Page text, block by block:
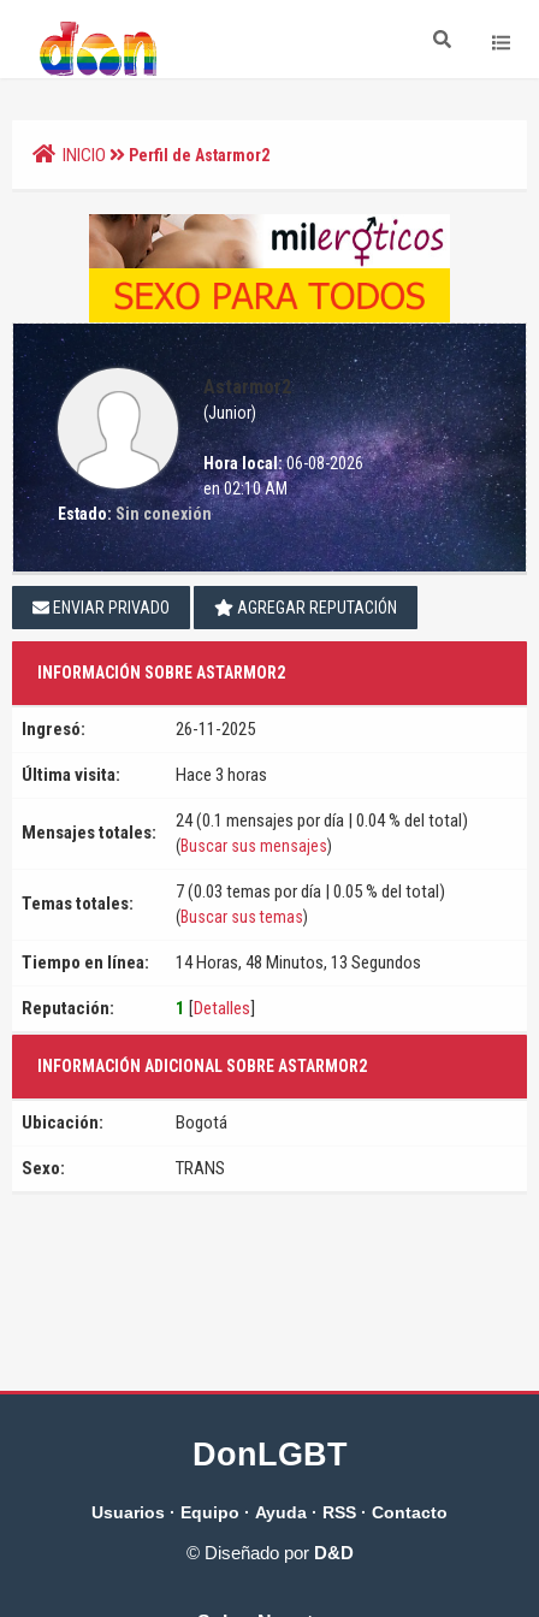
INICIO Perfil de Astarmor2
Astarmor2
(Junior)
Hora local:06-08-2026
en 02:10 AM
Estado: Sin conexión
ENVIAR PRIVADO AGREGAR REPUTACIÓN
INFORMACIÓN SOBRE ASTARMOR2
Ingresó: 26-11-2025
Última visita: Hace 3 horas
Mensajes totales:
24 (0.1 mensajes por día | 0.04 % del total)
(Buscar sus mensajes)
Temas totales:
7 (0.03 temas por día | 0.05 % del total)
(Buscar sus temas)
Tiempo en línea: 14 Horas, 48 Minutos, 13 Segundos
Reputación: 1 [Detalles]
INFORMACIÓN ADICIONAL SOBRE ASTARMOR2
Ubicación: Bogotá
Sexo: TRANS
DonLGBT
Usuarios · Equipo · Ayuda · RSS · Contacto
© Diseñado por D&D